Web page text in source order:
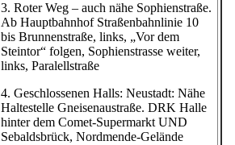
3. Roter Weg – auch nähe Sophienstraße.
Ab Hauptbahnhof Straßenbahnlinie 10
bis Brunnenstraße, links, „Vor dem
Steintor“ folgen, Sophienstrasse weiter,
links, Paralellstraße
4. Geschlossenen Halls: Neustadt: Nähe
Haltestelle Gneisenaustraße. DRK Halle
hinter dem Comet-Supermarkt UND
Sebaldsbrück, Nordmende-Gelände